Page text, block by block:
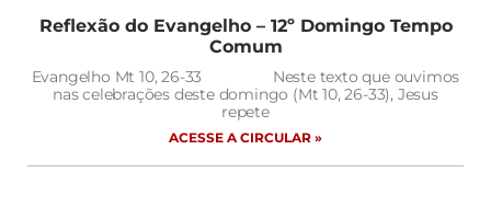
Reflexão do Evangelho – 12º Domingo Tempo
Comum
Evangelho Mt 10, 26-33 Neste texto que ouvimos
nas celebrações deste domingo (Mt 10, 26-33), Jesus
repete
ACESSE A CIRCULAR »